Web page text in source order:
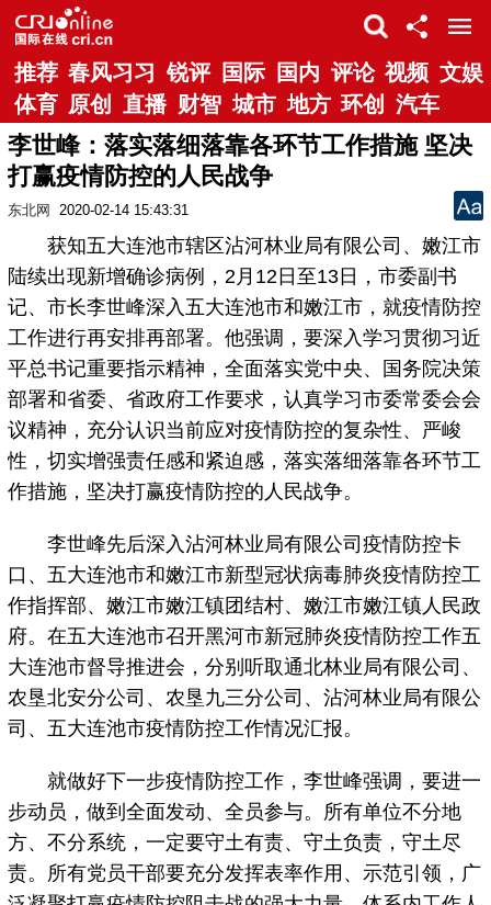
推荐 春风习习 锐评 国际 国内 评论 视频 文娱
体育 原创 直播 财智 城市 地方 环创 汽车
李世峰：落实落细落靠各环节工作措施 坚决
打赢疫情防控的人民战争
东北网 2020-02-14 15:43:31
获知五大连池市辖区沾河林业局有限公司、嫩江市
陆续出现新增确诊病例，2月12日至13日，市委副书
记、市长李世峰深入五大连池市和嫩江市，就疫情防控
工作进行再安排再部署。他强调，要深入学习贯彻习近
平总书记重要指示精神，全面落实党中央、国务院决策
部署和省委、省政府工作要求，认真学习市委常委会会
议精神，充分认识当前应对疫情防控的复杂性、严峻
性，切实增强责任感和紧迫感，落实落细落靠各环节工
作措施，坚决打赢疫情防控的人民战争。
李世峰先后深入沾河林业局有限公司疫情防控卡
口、五大连池市和嫩江市新型冠状病毒肺炎疫情防控工
作指挥部、嫩江市嫩江镇团结村、嫩江市嫩江镇人民政
府。在五大连池市召开黑河市新冠肺炎疫情防控工作五
大连池市督导推进会，分别听取通北林业局有限公司、
农垦北安分公司、农垦九三分公司、沾河林业局有限公
司、五大连池市疫情防控工作情况汇报。
就做好下一步疫情防控工作，李世峰强调，要进一
步动员，做到全面发动、全员参与。所有单位不分地
方、不分系统，一定要守土有责、守土负责，守土尽
责。所有党员干部要充分发挥表率作用、示范引领，广